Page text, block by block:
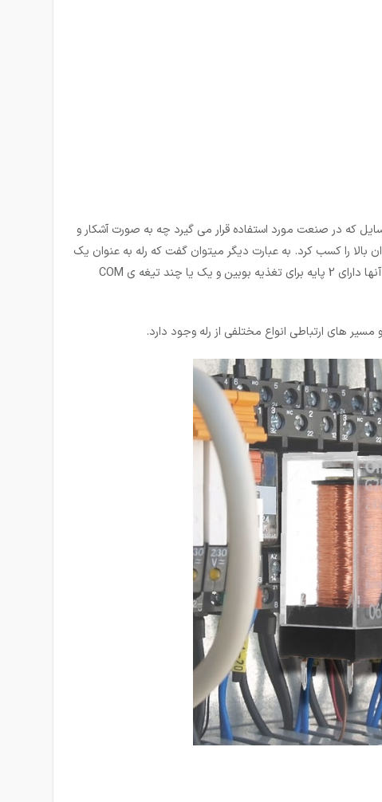
وسایل که در صنعت مورد استفاده قرار می گیرد چه به صورت آشکار و
بالا را کسب کرد. به عبارت دیگر می­توان گفت که رله به عنوان یک
تقویت کننده نیز به حساب می آید چرا که ورودی با جریان کم و خروجی با جریان بالا را میتوان از آن دریافت کرد. رله بسته به نوع ساخت آنها دارای 2 پایه برای تغذیه بوبین و یک یا چند تیغه ی COM
های ارتباطی انواع مختلفی از رله وجود دارد.